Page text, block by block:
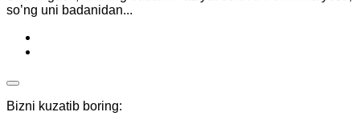
so’ng uni badanidan...
Bizni kuzatib boring: